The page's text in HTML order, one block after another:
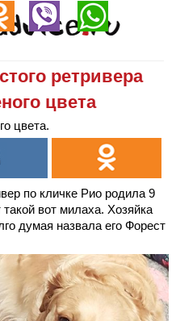
ретривера
цвета
цвета.
по кличке Рио родила 9
вот милаха. Хозяйка
думая назвала его Форест